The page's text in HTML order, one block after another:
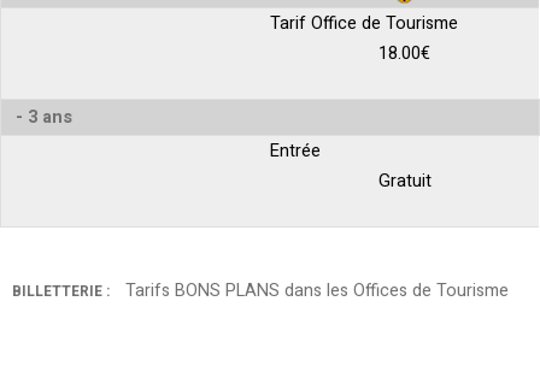
Tarif Office de Tourisme
18.00€
- 3 ans
Entrée
Gratuit
BILLETTERIE : Tarifs BONS PLANS dans les Offices de Tourisme